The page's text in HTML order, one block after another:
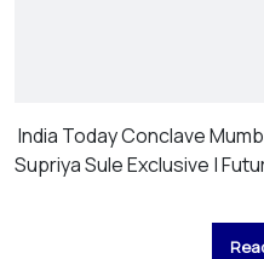
India Today Conclave
Supriya Sule Exclusive |